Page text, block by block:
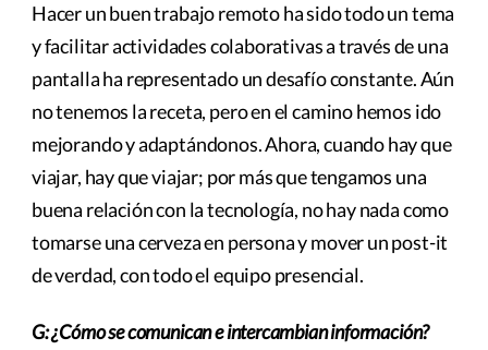
Hacer un buen trabajo remoto ha sido todo un tema
y facilitar actividades colaborativas a través de una
pantalla ha representado un desafío constante. Aún
no tenemos la receta, pero en el camino hemos ido
mejorando y adaptándonos. Ahora, cuando hay que
viajar, hay que viajar; por más que tengamos una
buena relación con la tecnología, no hay nada como
tomarse una cerveza en persona y mover un post-it
de verdad, con todo el equipo presencial.
G: ¿Cómo se comunican e intercambian información?